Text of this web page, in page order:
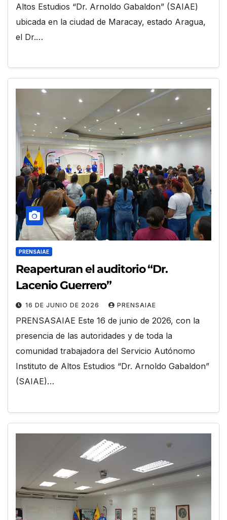
Altos Estudios “Dr. Arnoldo Gabaldon” (SAIAE)
ubicada en la ciudad de Maracay, estado Aragua,
el Dr.…
PRENSAIAE
Reaperturan el auditorio “Dr.
Lacenio Guerrero”
16 DE JUNIO DE 2026 PRENSAIAE
PRENSASAIAE Este 16 de junio de 2026, con la
presencia de las autoridades y de toda la
comunidad trabajadora del Servicio Autónomo
Instituto de Altos Estudios “Dr. Arnoldo Gabaldon”
(SAIAE)…